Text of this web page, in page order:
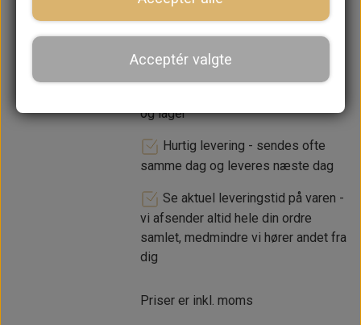
LÆG I KURV
og lager
Hurtig levering - sendes ofte
samme dag og leveres næste dag
Se aktuel leveringstid på varen -
vi afsender altid hele din ordre
samlet, medmindre vi hører andet fra
dig
Priser er inkl. moms
Acceptér valgte